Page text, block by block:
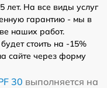
лет. На все виды услуг
гарантию - мы в
наших работ.
стоить на -15%
сайте через форму
30 выполняется на